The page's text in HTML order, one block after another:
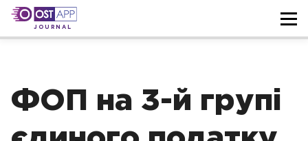
JOURNAL
ФОП на 3-й групі